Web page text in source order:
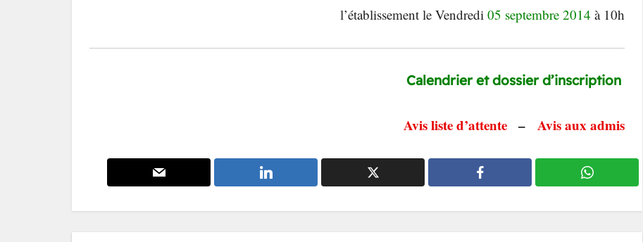
l’établissement le Vendredi 05 septembre 2014 à 10h
Avis aux admis
–
Avis liste d’attente